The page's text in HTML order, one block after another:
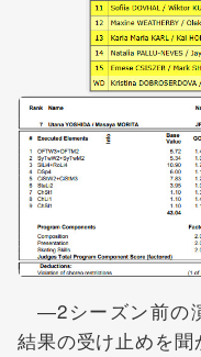
―2シーズン前の
結果の受け止めを聞